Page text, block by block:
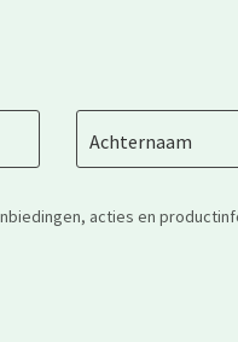
Achternaam
acties en